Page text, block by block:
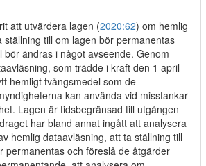
att utvärdera lagen (2020:62) om hemlig
ställning till om lagen bör permanentas
bör ändras i något avseende. Genom
som trädde i kraft den 1 april
hemligt tvångsmedel som de
kan använda vid misstankar
Lagen är tidsbegränsad till utgången
har bland annat ingått att analysera
hemlig dataavläsning, att ta ställning till
permanentas och föreslå de åtgärder